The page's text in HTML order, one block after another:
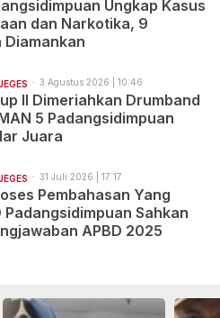
Ungkap Kasus
dan Narkotika, 9
Diamankan
3 Agustus 2026 | 10:46
II Dimeriahkan Drumband
5 Padangsidimpuan
Juara
31 Juli 2026 | 17:17
Pembahasan Yang
Padangsidimpuan Sahkan
APBD 2025